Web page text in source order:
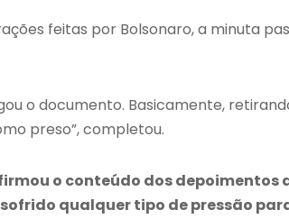
feitas por Bolsonaro, a minuta
o documento. Basicamente,
preso”, completou.
o conteúdo dos
sofrido qualquer tipo de pressão